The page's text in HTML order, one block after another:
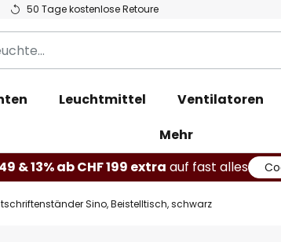
50 Tage kostenlose Retoure
Leuchtmittel Ventilatoren
Mehr
& 13% ab CHF 199 extra auf fast alles
Sino, Beistelltisch, schwarz